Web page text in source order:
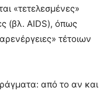
«τετελεσμένες»
(βλ. AIDS), όπως
τέτοιων
από το αν και